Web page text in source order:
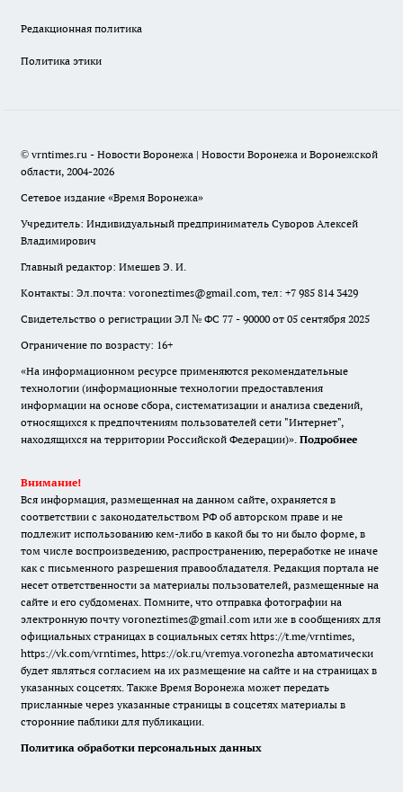
Редакционная политика
Политика этики
© vrntimes.ru - Новости Воронежа | Новости Воронежа и Воронежской
области, 2004-2026
Сетевое издание «Время Воронежа»
Учредитель: Индивидуальный предприниматель Суворов Алексей
Владимирович
Главный редактор: Имешев Э. И.
Контакты: Эл.почта: voroneztimes@gmail.com, тел: +7 985 814 3429
Свидетельство о регистрации ЭЛ № ФС 77 - 90000 от 05 сентября 2025
Ограничение по возрасту: 16+
«На информационном ресурсе применяются рекомендательные
технологии (информационные технологии предоставления
информации на основе сбора, систематизации и анализа сведений,
относящихся к предпочтениям пользователей сети "Интернет",
находящихся на территории Российской Федерации)». Подробнее
Внимание!
Вся информация, размещенная на данном сайте, охраняется в
соответствии с законодательством РФ об авторском праве и не
подлежит использованию кем-либо в какой бы то ни было форме, в
том числе воспроизведению, распространению, переработке не иначе
как с письменного разрешения правообладателя. Редакция портала не
несет ответственности за материалы пользователей, размещенные на
сайте и его субдоменах. Помните, что отправка фотографии на
электронную почту voroneztimes@gmail.com или же в сообщениях для
официальных страницах в социальных сетях https://t.me/vrntimes,
https://vk.com/vrntimes, https://ok.ru/vremya.voronezha автоматически
будет являться согласием на их размещение на сайте и на страницах в
указанных соцсетях. Также Время Воронежа может передать
присланные через указанные страницы в соцсетях материалы в
сторонние паблики для публикации.
Политика обработки персональных данных